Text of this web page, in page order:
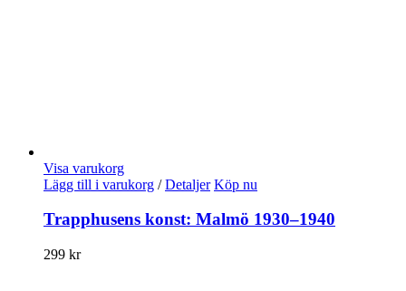
Visa varukorg
Lägg till i varukorg / Detaljer Köp nu
Trapphusens konst: Malmö 1930–1940
299 kr